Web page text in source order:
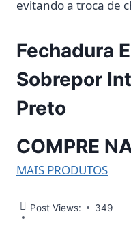
evitando a troca de
Fechadura
Sobrepor
Preto
COMPRE
MAIS PRODUTOS
Post Views: 349